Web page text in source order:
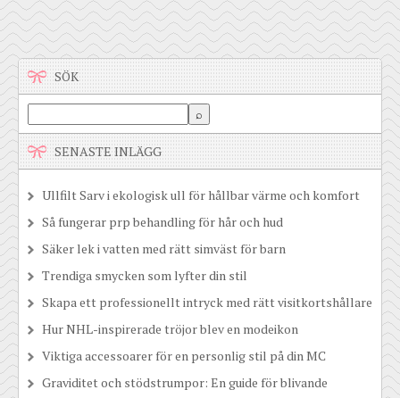
SÖK
SENASTE INLÄGG
Ullfilt Sarv i ekologisk ull för hållbar värme och komfort
Så fungerar prp behandling för hår och hud
Säker lek i vatten med rätt simväst för barn
Trendiga smycken som lyfter din stil
Skapa ett professionellt intryck med rätt visitkortshållare
Hur NHL-inspirerade tröjor blev en modeikon
Viktiga accessoarer för en personlig stil på din MC
Graviditet och stödstrumpor: En guide för blivande